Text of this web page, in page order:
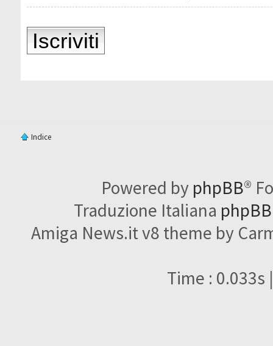
Iscriviti
Indice
Powered by phpBB®
Traduzione Italiana
Amiga News.it v8 theme by
Time : 0.033s